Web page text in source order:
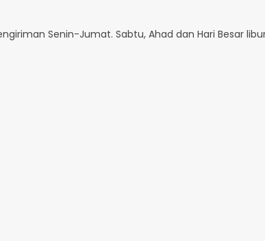
Senin-Jumat. Sabtu, Ahad dan Hari Besar